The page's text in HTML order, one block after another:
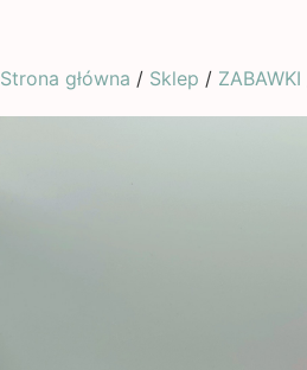
Strona główna / Sklep / ZABAWKI